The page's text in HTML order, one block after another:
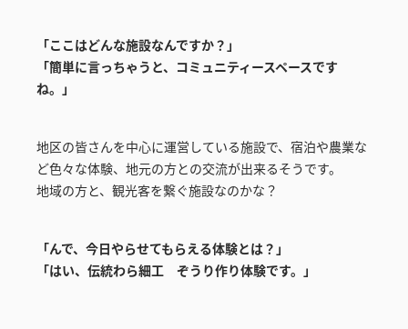
「ここはどんな施設なんですか？」
「簡単に言っちゃうと、コミュニティースペースです
ね。」
地区の皆さんを中心に運営している施設で、宿泊や農業な
ど色々な体験、地元の方との交流が出来るそうです。
地域の方と、観光客を繋ぐ施設なのかな？
「んで、今日やらせてもらえる体験とは？」
「はい、伝統わら細工 ぞうり作り体験です。」